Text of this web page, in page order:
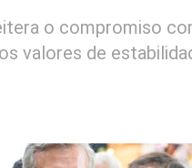
o compromiso
valores de